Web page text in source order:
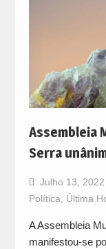
Assembleia
Serra
Julho 13, 2022
Política, Última
A Assembleia
manifestou-se